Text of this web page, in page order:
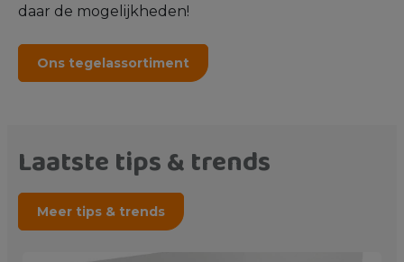
daar de mogelijkheden!
Ons tegelassortiment
Laatste tips & trends
Meer tips & trends